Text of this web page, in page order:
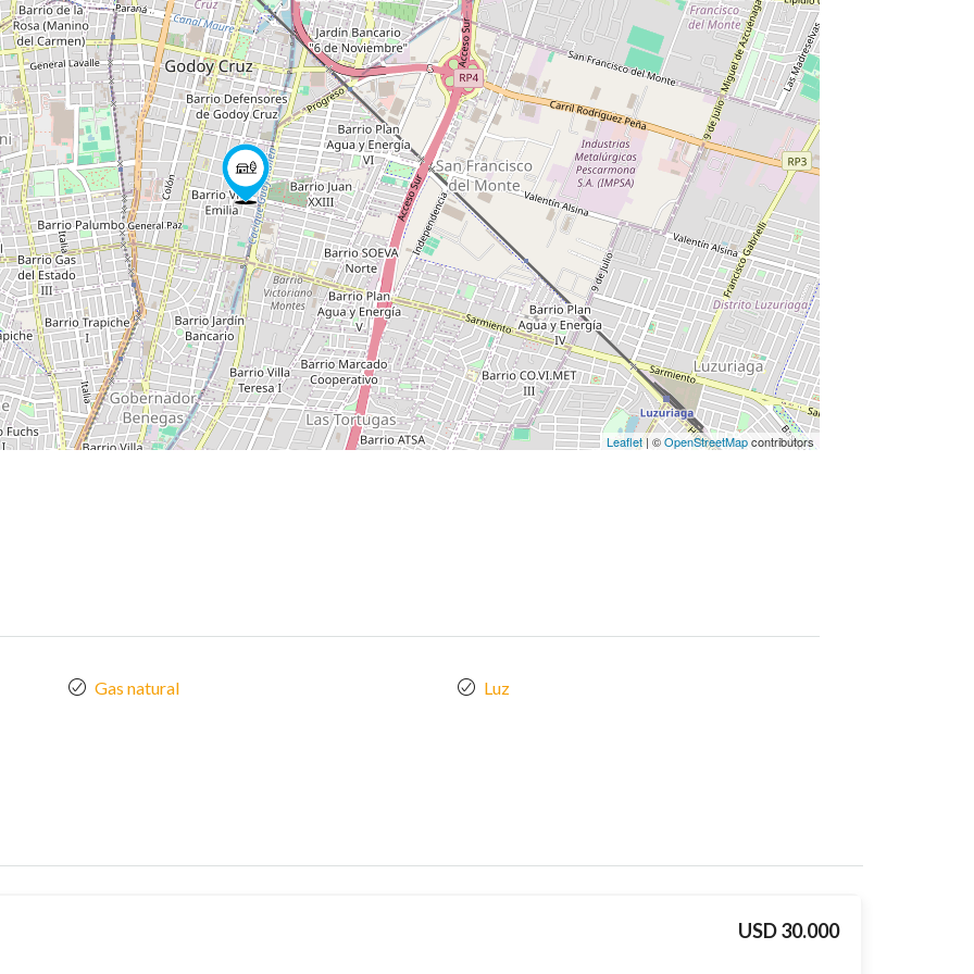
Leaflet| ©OpenStreetMapcontributors
Gas natural Luz
USD 30.000